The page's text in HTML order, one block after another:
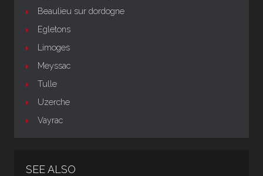
Beaulieu sur dordogne
Egletons
Limoges
Meyssac
Tulle
Uzerche
Vayrac
SEE ALSO